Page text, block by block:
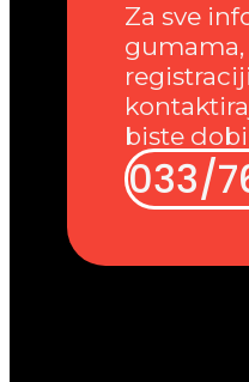
Za sve
gumama,
biste
033/